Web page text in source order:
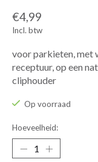
€4,99
Incl. btw
voor parkieten, met
receptuur, op een
cliphouder
Op voorraad
Hoeveelheid: